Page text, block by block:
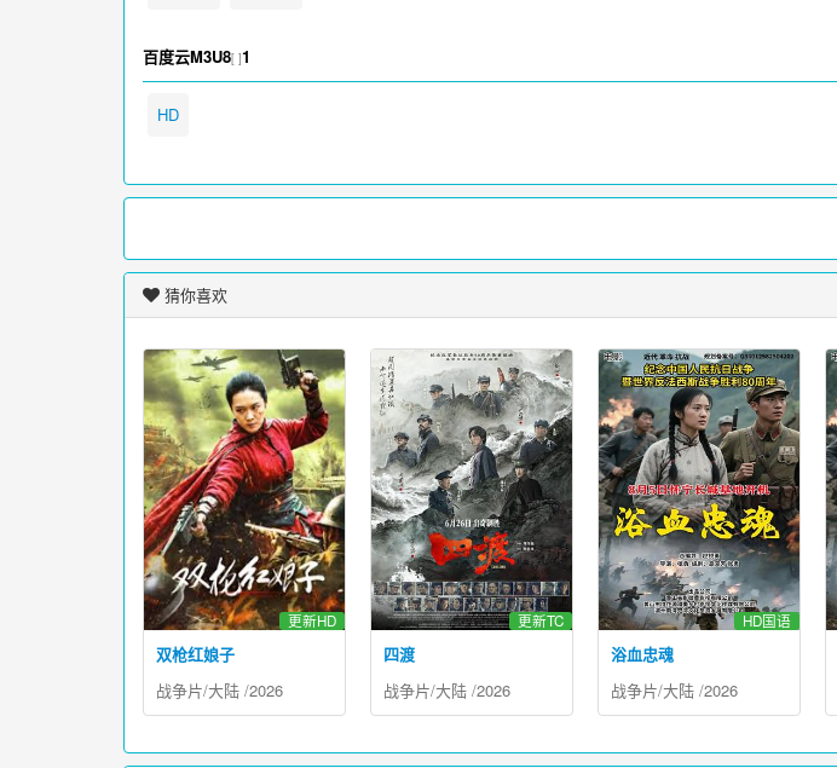
百度云M3U8[ ]1
HD
猜你喜欢
双枪红娘子
更新HD
战争片/大陆 /2026
四渡
更新TC
战争片/大陆 /2026
浴血忠魂
HD国语
战争片/大陆 /2026